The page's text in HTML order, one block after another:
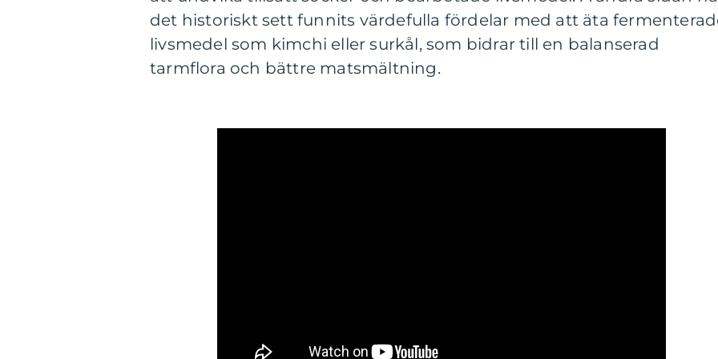
det historiskt sett funnits värdefulla fördelar med att äta
livsmedel som kimchi eller surkål, som bidrar till en balanserad
tarmflora och bättre matsmältning.